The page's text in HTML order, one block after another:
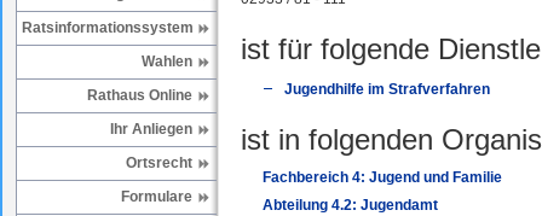
Ratsinformationssystem
Wahlen
Rathaus Online
Ihr Anliegen
Ortsrecht
Formulare
ist für folgende
Jugendhilfe im Strafverfahren
ist in folgenden
Fachbereich 4: Jugend und Familie
Abteilung 4.2: Jugendamt